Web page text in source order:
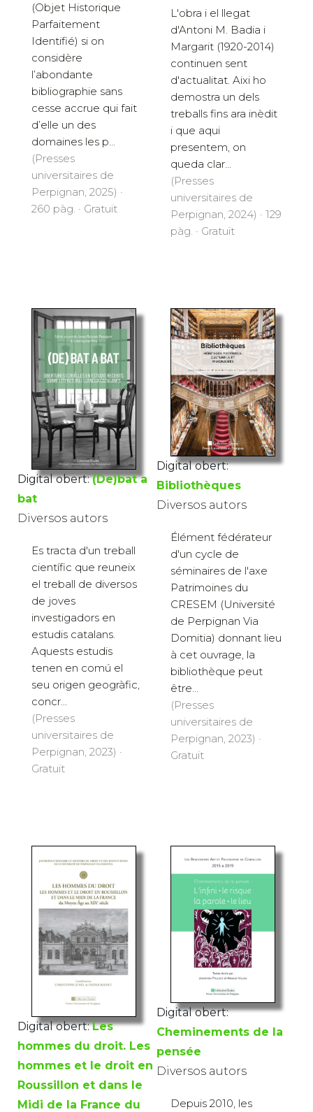
(Objet Historique
Parfaitement
Identifié) si on
considère
l’abondante
bibliographie sans
cesse accrue qui fait
d’elle un des
domaines les p...
(Presses
universitaires de
Perpignan, 2025) ·
260 pàg. · Gratuït
L'obra i el llegat
d'Antoni M. Badia i
Margarit (1920-2014)
continuen sent
d'actualitat. Aixi ho
demostra un dels
treballs fins ara inèdit
i que aqui
presentem, on
queda clar...
(Presses
universitaires de
Perpignan, 2024) · 129
pàg. · Gratuït
Digital obert: (De)bat a
bat
Diversos autors
Es tracta d'un treball
científic que reuneix
el treball de diversos
de joves
investigadors en
estudis catalans.
Aquests estudis
tenen en comú el
seu origen geogràfic,
concr...
(Presses
universitaires de
Perpignan, 2023) ·
Gratuït
Digital obert:
Bibliothèques
Diversos autors
Élément fédérateur
d'un cycle de
séminaires de l'axe
Patrimoines du
CRESEM (Université
de Perpignan Via
Domitia) donnant lieu
à cet ouvrage, la
bibliothèque peut
être...
(Presses
universitaires de
Perpignan, 2023) ·
Gratuït
Digital obert: Les
hommes du droit. Les
hommes et le droit en
Roussillon et dans le
Midi de la France du
Digital obert:
Cheminements de la
pensée
Diversos autors
Depuis 2010, les